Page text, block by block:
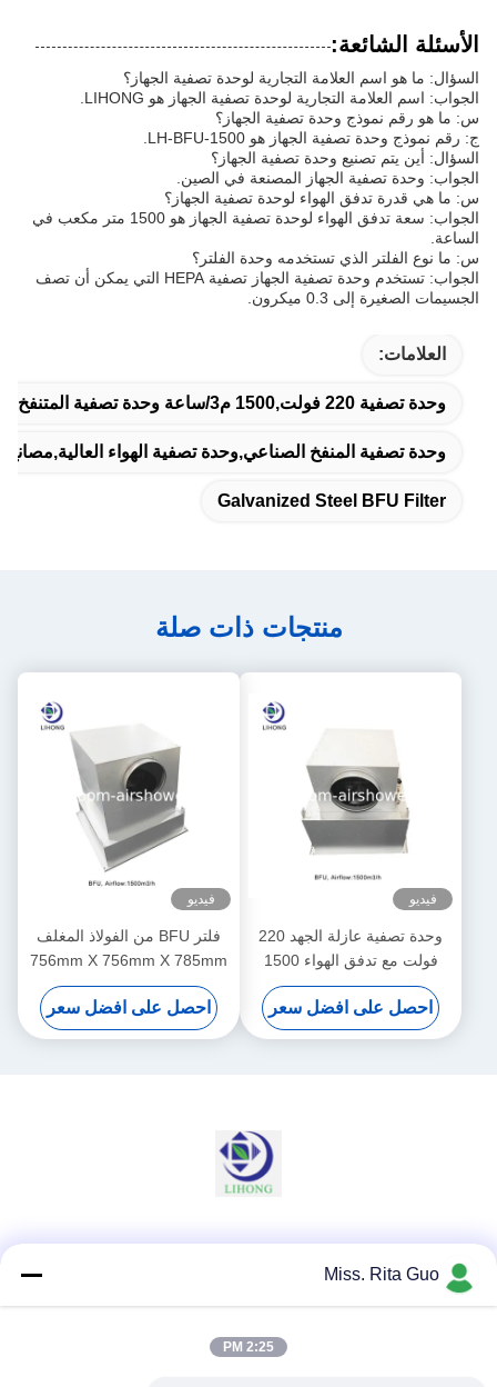
الأسئلة الشائعة:
السؤال: ما هو اسم العلامة التجارية لوحدة تصفية الجهاز؟
الجواب: اسم العلامة التجارية لوحدة تصفية الجهاز هو LIHONG.
س: ما هو رقم نموذج وحدة تصفية الجهاز؟
ج: رقم نموذج وحدة تصفية الجهاز هو LH-BFU-1500.
السؤال: أين يتم تصنيع وحدة تصفية الجهاز؟
الجواب: وحدة تصفية الجهاز المصنعة في الصين.
س: ما هي قدرة تدفق الهواء لوحدة تصفية الجهاز؟
الجواب: سعة تدفق الهواء لوحدة تصفية الجهاز هو 1500 متر مكعب في
الساعة.
س: ما نوع الفلتر الذي تستخدمه وحدة الفلتر؟
الجواب: تستخدم وحدة تصفية الجهاز تصفية HEPA التي يمكن أن تصف
الجسيمات الصغيرة إلى 0.3 ميكرون.
العلامات:
وحدة تصفية 220 فولت,1500 م3/ساعة وحدة تصفية المتنفخ,مرشح BFU من الصلب المعالج
وحدة تصفية المنفخ الصناعي,وحدة تصفية الهواء
Galvanized Steel BFU Filter
منتجات ذات صلة
فيديو
وحدة تصفية عازلة الجهد 220
فولت مع تدفق الهواء 1500
M3/h ومستوى الضوضاء ≤60
DB
احصل على افضل سعر
فيديو
فلتر BFU من الفولاذ المغلف
756mm X 756mm X 785mm
لبيئة عمل نظيفة وآمنة
احصل على افضل سعر
اتصال سريع
Miss. Rita Guo
2:25 PM